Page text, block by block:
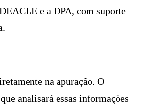
e a DPA, com suporte
na apuração. O
analisará essas informações